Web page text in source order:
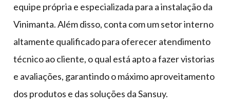
equipe própria e especializada para a instalação da
Vinimanta. Além disso, conta com um setor interno
altamente qualificado para oferecer atendimento
técnico ao cliente, o qual está apto a fazer vistorias
e avaliações, garantindo o máximo aproveitamento
dos produtos e das soluções da Sansuy.